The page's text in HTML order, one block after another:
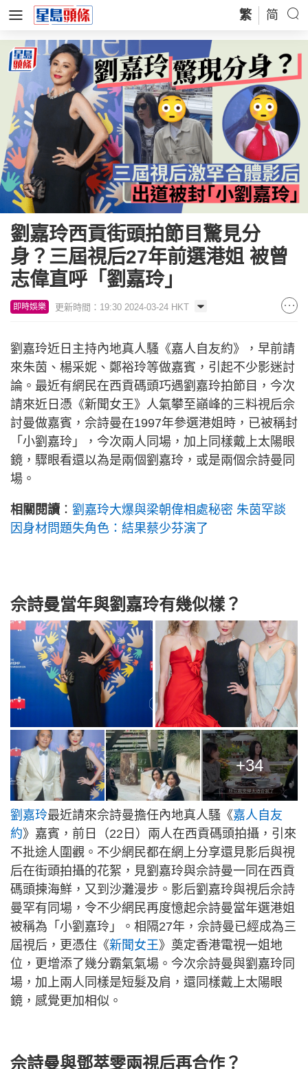
繁 简
劉嘉玲西貢街頭拍節目驚見分
身？三屆視后27年前選港姐 被曾
志偉直呼「劉嘉玲」
即時娛樂 更新時間：19:30 2024-03-24 HKT
劉嘉玲近日主持內地真人騷《嘉人自友約》，早前請
來朱茵、楊采妮、鄭裕玲等做嘉賓，引起不少影迷討
論。最近有網民在西貢碼頭巧遇劉嘉玲拍節目，今次
請來近日憑《新聞女王》人氣攀至巓峰的三料視后佘
討曼做嘉賓，佘詩曼在1997年參選港姐時，已被稱封
「小劉嘉玲」，今次兩人同場，加上同樣戴上太陽眼
鏡，驟眼看還以為是兩個劉嘉玲，或是兩個佘詩曼同
場。
相關閱讀 ： 劉嘉玲大爆與梁朝偉相處秘密 朱茵罕談
因身材問題失角色：結果蔡少芬演了
佘詩曼當年與劉嘉玲有幾似樣？
+34
劉嘉玲最近請來佘詩曼擔任內地真人騷《嘉人自友
約》嘉賓，前日（22日）兩人在西貢碼頭拍攝，引來
不批途人圍觀。不少網民都在網上分享還見影后與視
后在街頭拍攝的花絮，見劉嘉玲與佘詩曼一同在西貢
碼頭揀海鮮，又到沙灘漫步。影后劉嘉玲與視后佘詩
曼罕有同場，令不少網民再度憶起佘詩曼當年選港姐
被稱為「小劉嘉玲」。相隔27年，佘詩曼已經成為三
屆視后，更憑住《新聞女王》奠定香港電視一姐地
位，更增添了幾分霸氣氣場。今次佘詩曼與劉嘉玲同
場，加上兩人同樣是短髮及肩，還同樣戴上太陽眼
鏡，感覺更加相似。
佘詩曼與鄧萃雯兩視后再合作？